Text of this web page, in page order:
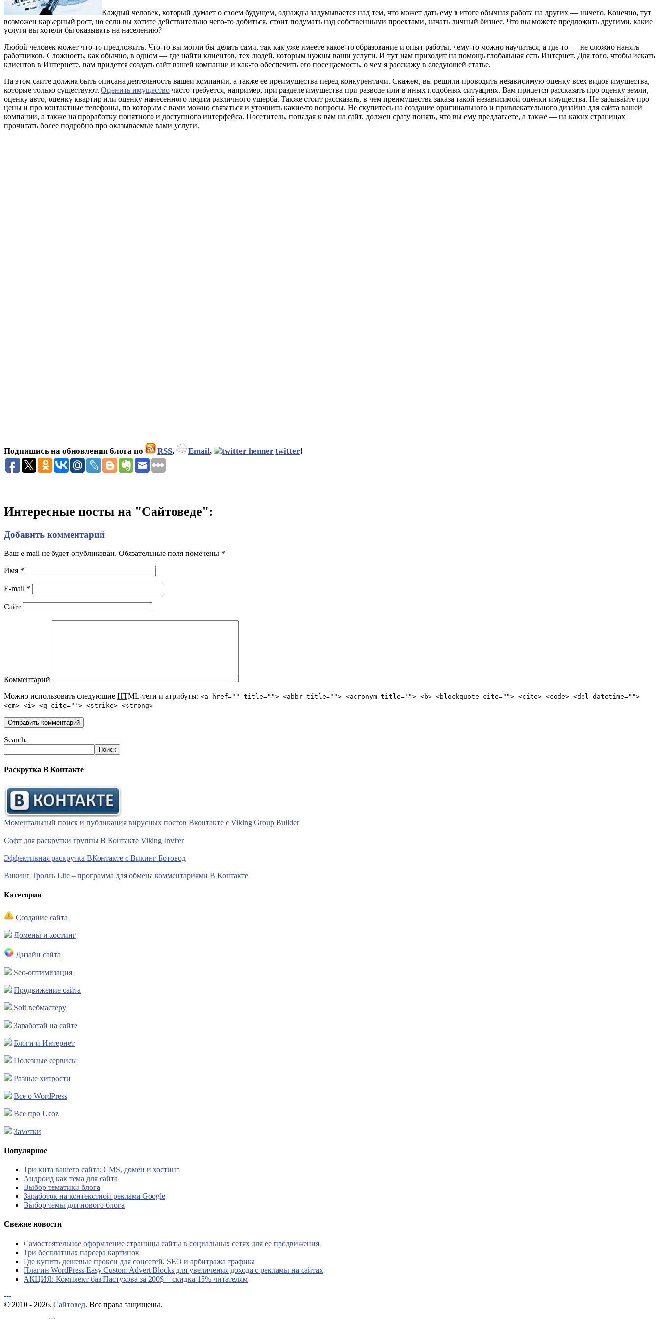
Каждый человек, который думает о своем будущем, однажды задумывается над тем, что может дать ему в итоге обычная работа на других — ничего. Конечно, тут
возможен карьерный рост, но если вы хотите действительно чего-то добиться, стоит подумать над собственными проектами, начать личный бизнес. Что вы можете предложить другими, какие
услуги вы хотели бы оказывать на населению?
Любой человек может что-то предложить. Что-то вы могли бы делать сами, так как уже имеете какое-то образование и опыт работы, чему-то можно научиться, а где-то — не сложно нанять
работников. Сложность, как обычно, в одном — где найти клиентов, тех людей, которым нужны ваши услуги. И тут нам приходит на помощь глобальная сеть Интернет. Для того, чтобы искать
клиентов в Интернете, вам придется создать сайт вашей компании и как-то обеспечить его посещаемость, о чем я расскажу в следующей статье.
На этом сайте должна быть описана деятельность вашей компании, а также ее преимущества перед конкурентами. Скажем, вы решили проводить независимую оценку всех видов имущества,
которые только существуют. Оценить имущество часто требуется, например, при разделе имущества при разводе или в иных подобных ситуациях. Вам придется рассказать про оценку земли,
оценку авто, оценку квартир или оценку нанесенного людям различного ущерба. Также стоит рассказать, в чем преимущества заказа такой независимой оценки имущества. Не забывайте про
цены и про контактные телефоны, по которым с вами можно связаться и уточнить какие-то вопросы. Не скупитесь на создание оригинального и привлекательного дизайна для сайта вашей
компании, а также на проработку понятного и доступного интерфейса. Посетитель, попадая к вам на сайт, должен сразу понять, что вы ему предлагаете, а также — на каких страницах
прочитать более подробно про оказываемые вами услуги.
Подпишись на обновления блога по RSS, Email, twitter!
Интересные посты на "Сайтоведе":
Добавить комментарий
Ваш e-mail не будет опубликован. Обязательные поля помечены *
Имя *
E-mail *
Сайт
Комментарий
Можно использовать следующие HTML-теги и атрибуты: <a href="" title=""> <abbr title=""> <acronym title=""> <b> <blockquote cite=""> <cite> <code> <del datetime="">
<em> <i> <q cite=""> <strike> <strong>
Search:
Раскрутка В Контакте
Моментальный поиск и публикация вирусных постов Вконтакте с Viking Group Builder
Софт для раскрутки группы В Контакте Viking Inviter
Эффективная раскрутка ВКонтакте с Викинг Ботовод
Викинг Тролль Lite – программа для обмена комментариями В Контакте
Категории
Создание сайта
Домены и хостинг
Дизайн сайта
Seo-оптимизация
Продвижение сайта
Soft вебмастеру
Заработай на сайте
Блоги и Интернет
Полезные сервисы
Разные хитрости
Все о WordPress
Все про Ucoz
Заметки
Популярное
Три кита вашего сайта: CMS, домен и хостинг
Андроид как тема для сайта
Выбор тематики блога
Заработок на контекстной реклама Google
Выбор темы для нового блога
Свежие новости
Самостоятельное оформление страницы сайты в социальных сетях для ее продвижения
Три бесплатных парсера картинок
Где купить дешевые прокси для соцсетей, SEO и арбитража трафика
Плагин WordPress Easy Custom Advert Blocks для увеличения дохода с рекламы на сайтах
АКЦИЯ: Комплект баз Пастухова за 200$ + скидка 15% читателям
---
© 2010 - 2026. Сайтовед. Все права защищены.